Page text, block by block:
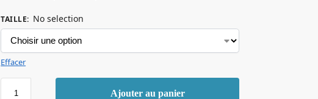
TAILLE: No selection
Effacer
Ajouter au panier